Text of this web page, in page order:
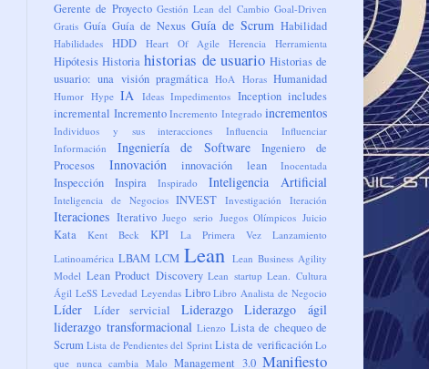
Gerente de Proyecto Gestión Lean del Cambio Goal-Driven
Gratis Guía Guía de Nexus Guía de Scrum Habilidad
Habilidades HDD Heart Of Agile Herencia Herramienta
Hipótesis Historia historias de usuario Historias de
usuario: una visión pragmática HoA Horas Humanidad
Humor Hype IA Ideas Impedimentos Inception includes
incremental Incremento Incremento Integrado incrementos
Individuos y sus interacciones Influencia
Influenciar
Información
Ingeniería de Software
Ingeniero de
Procesos
Innovación innovación lean Inocentada
Inspección Inspira Inspirado Inteligencia Artificial
Inteligencia de Negocios INVEST Investigación Iteración
Iteraciones Iterativo Juego serio Juegos Olímpicos Juicio
Kata Kent Beck KPI La Primera Vez
Lanzamiento
Latinoamérica LBAM LCM Lean Lean Business Agility
Model Lean Product Discovery Lean startup Lean. Cultura
Ágil LeSS Levedad Leyendas Libro Libro Analista de Negocio
Líder Líder servicial Liderazgo
Liderazgo ágil
liderazgo transformacional Lienzo Lista de chequeo de
Scrum Lista de Pendientes del Sprint Lista de verificación Lo
que nunca cambia Malo Management 3.0 Manifiesto